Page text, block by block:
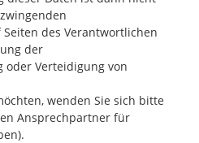
des Verantwortlichen
der
oder Verteidigung von
wenden Sie sich bitte
Ansprechpartner für